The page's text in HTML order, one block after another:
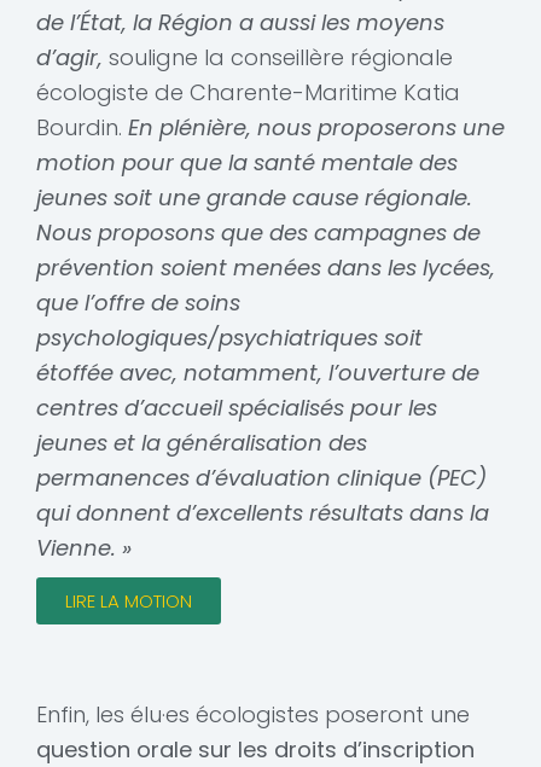
de l’État, la Région a aussi les moyens
d’agir, souligne la conseillère régionale
écologiste de Charente-Maritime Katia
Bourdin. En plénière, nous proposerons une
motion pour que la santé mentale des
jeunes soit une grande cause régionale.
Nous proposons que des campagnes de
prévention soient menées dans les lycées,
que l’offre de soins
psychologiques/psychiatriques soit
étoffée avec, notamment, l’ouverture de
centres d’accueil spécialisés pour les
jeunes et la généralisation des
permanences d’évaluation clinique (PEC)
qui donnent d’excellents résultats dans la
Vienne. »
LIRE LA MOTION
Enfin, les élu·es écologistes poseront une
question orale sur les droits d’inscription